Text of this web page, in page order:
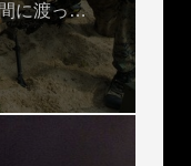
に渡って
両部隊間